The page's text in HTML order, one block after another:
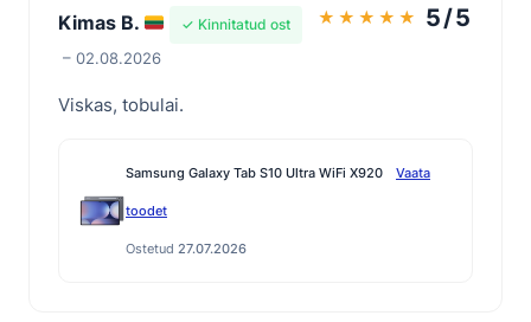
Kimas B. ✓ Kinnitatud ost
– 02.08.2026
★ ★ ★ ★ ★ 5/5
Viskas, tobulai.
Samsung Galaxy Tab S10 Ultra WiFi X920 Vaata
toodet
Ostetud 27.07.2026